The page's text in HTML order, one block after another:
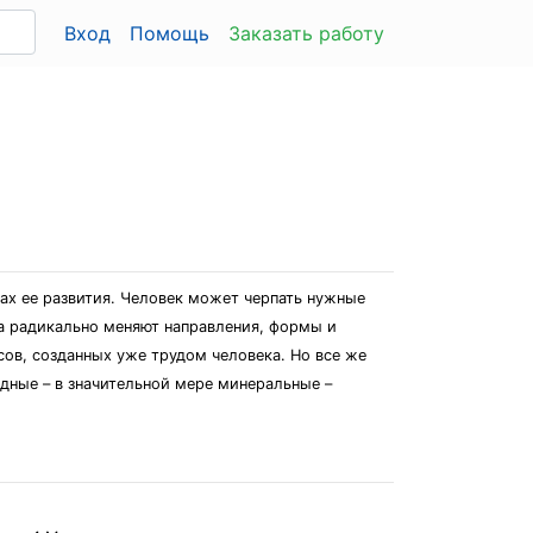
Вход Помощь Заказать работу
ее развития. Человек может черпать нужные
радикально меняют направления, формы и
созданных уже трудом человека. Но все же
– в значительной мере минеральные –